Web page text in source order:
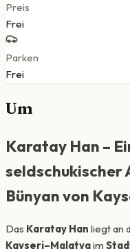
Preis
Frei
Parken
Frei
Um
Karatay Han –
seldschukischer
Bünyan von
Das Karatay Han liegt an
Kayseri–Malatyaim